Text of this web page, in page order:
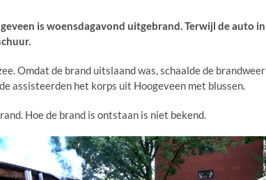
is woensdagavond uitgebrand. Terwijl de auto in
Omdat de brand uitslaand was, schaalde de brandweer
assisteerden het korps uit Hoogeveen met blussen.
Hoe de brand is ontstaan is niet bekend.